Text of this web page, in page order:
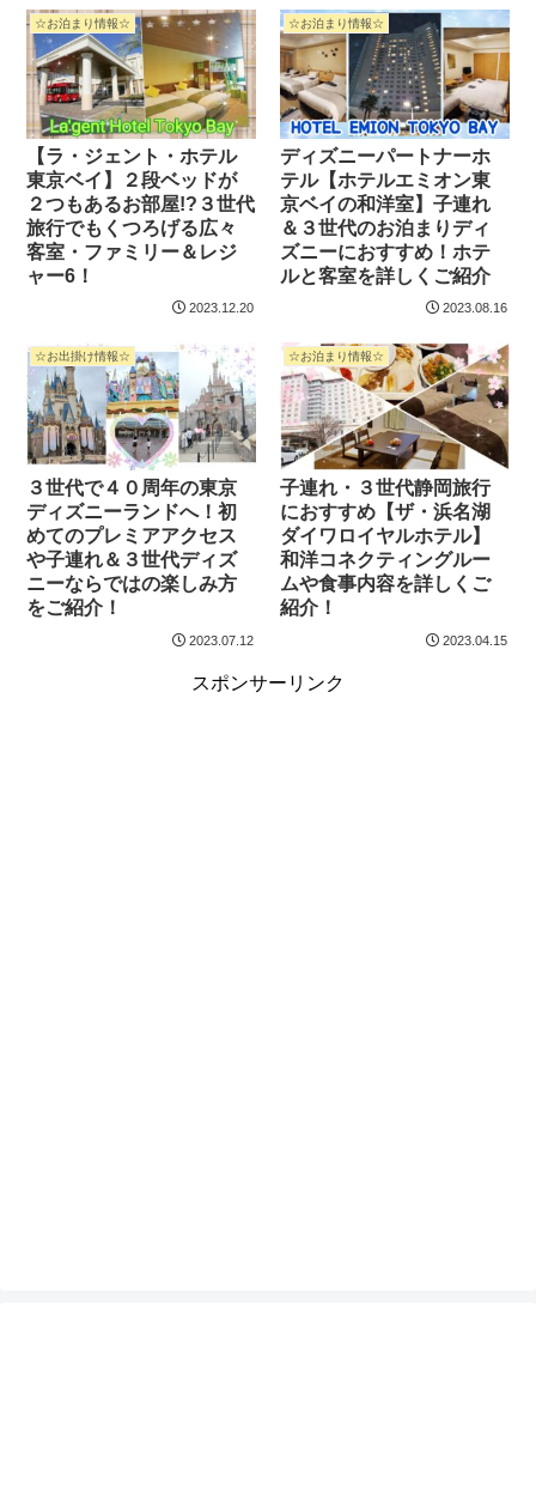
☆お泊まり情報☆
【ラ・ジェント・ホテル
東京ベイ】２段ベッドが
２つもあるお部屋!?３世代
旅行でもくつろげる広々
客室・ファミリー＆レジ
ャー6！
2023.12.20
☆お泊まり情報☆
ディズニーパートナーホ
テル【ホテルエミオン東
京ベイの和洋室】子連れ
＆３世代のお泊まりディ
ズニーにおすすめ！ホテ
ルと客室を詳しくご紹介
2023.08.16
☆お出掛け情報☆
３世代で４０周年の東京
ディズニーランドへ！初
めてのプレミアアクセス
や子連れ＆３世代ディズ
ニーならではの楽しみ方
をご紹介！
2023.07.12
☆お泊まり情報☆
子連れ・３世代静岡旅行
におすすめ【ザ・浜名湖
ダイワロイヤルホテル】
和洋コネクティングルー
ムや食事内容を詳しくご
紹介！
2023.04.15
スポンサーリンク